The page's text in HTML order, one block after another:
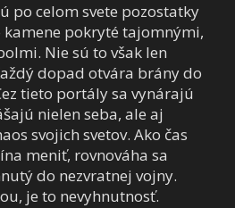
po celom svete pozostatky
pokryté tajomnými,
Nie sú to však len
dopad otvára brány do
tieto portály sa vynárajú
nielen seba, ale aj
svojich svetov. Ako čas
meniť, rovnováha sa
do nezvratnej vojny.
je to nevyhnutnosť.